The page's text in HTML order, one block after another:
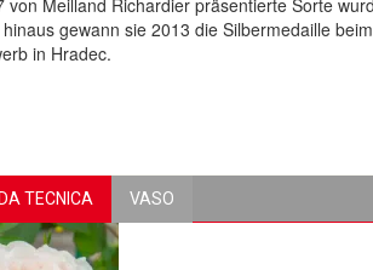
von Meilland Richardier präsentierte Sorte
gewann sie 2013 die Silbermedaille
in Hradec.
TECNICA VASO